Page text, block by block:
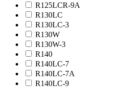
R125LCR-9A
R130LC
R130LC-3
R130W
R130W-3
R140
R140LC-7
R140LC-7A
R140LC-9